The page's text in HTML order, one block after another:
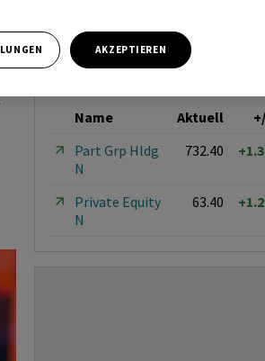
Name Aktuell
Part Grp Hldg
N
732.40
Private Equity
N
63.40
AKZEPTIEREN